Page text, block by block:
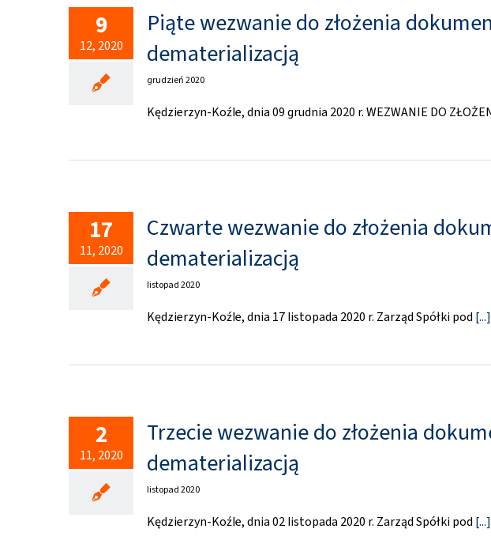
9
12, 2020
Piąte wezwanie do złożenia
dematerializacją
grudzień 2020
Kędzierzyn-Koźle, dnia 09 grudnia 2020 r. WEZWANIE DO
17
11, 2020
Czwarte wezwanie do złożenia
dematerializacją
listopad 2020
Kędzierzyn-Koźle, dnia 17 listopada 2020 r. Zarząd Spółki pod [...]
2
11, 2020
Trzecie wezwanie do złożenia
dematerializacją
listopad 2020
Kędzierzyn-Koźle, dnia 02 listopada 2020 r. Zarząd Spółki pod [...]